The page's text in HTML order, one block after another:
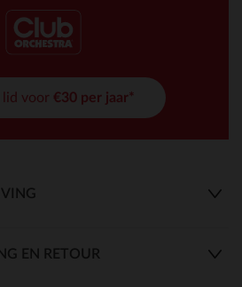
lid voor €30 per jaar*
EN RETOUR